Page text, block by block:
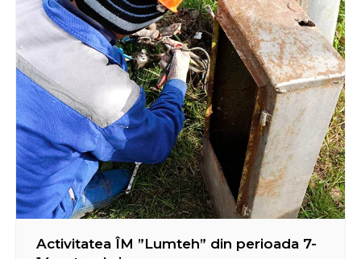
Activitatea ÎM ”Lumteh” din perioada 7-